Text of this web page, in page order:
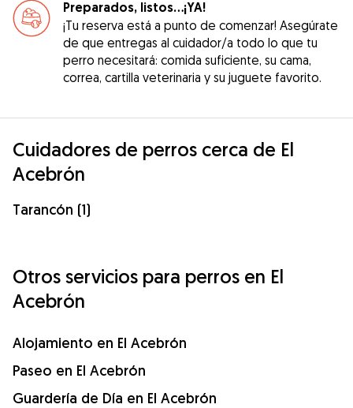
Preparados, listos...¡YA!
¡Tu reserva está a punto de comenzar! Asegúrate
de que entregas al cuidador/a todo lo que tu
perro necesitará: comida suficiente, su cama,
correa, cartilla veterinaria y su juguete favorito.
Cuidadores de perros cerca de El
Acebrón
Tarancón (1)
Otros servicios para perros en El
Acebrón
Alojamiento en El Acebrón
Paseo en El Acebrón
Guardería de Día en El Acebrón